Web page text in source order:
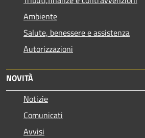
Ambiente
Salute, benessere e assistenza
Autorizzazioni
NOVITÀ
Notizie
Comunicati
Avvisi